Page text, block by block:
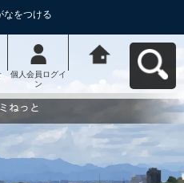
なをつける
個人会員ログイ
ン
動応援ｻｲﾄ はち
コミねっとへ戻
ねっと